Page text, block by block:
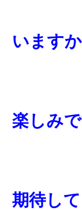
います
楽しみで
期待し